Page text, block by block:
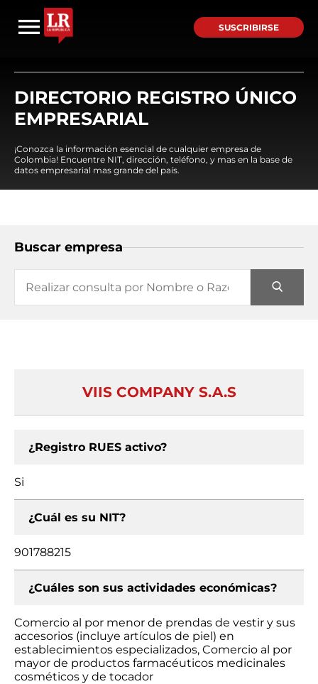
SUSCRIBIRSE
DIRECTORIO REGISTRO ÚNICO
EMPRESARIAL
¡Conozca la información esencial de cualquier empresa de
Colombia! Encuentre NIT, dirección, teléfono, y mas en la base de
datos empresarial mas grande del país.
Buscar empresa
VIIS COMPANY S.A.S
¿Registro RUES activo?
Si
¿Cuál es su NIT?
901788215
¿Cuáles son sus actividades económicas?
Comercio al por menor de prendas de vestir y sus
accesorios (incluye artículos de piel) en
establecimientos especializados, Comercio al por
mayor de productos farmacéuticos medicinales
cosméticos y de tocador